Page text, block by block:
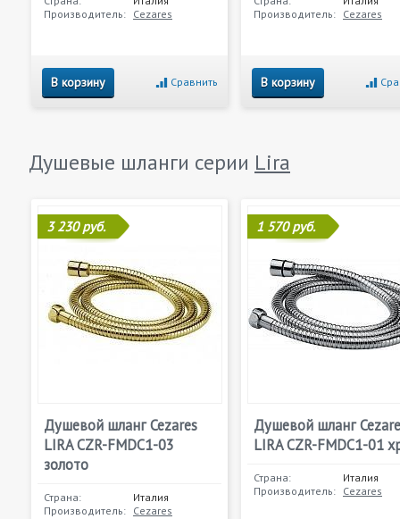
Производитель: Cezares
В корзину Сравнить
Производитель: Cezares
В корзину
Душевые шланги серии Lira
3 230 руб.
Душевой шланг Cezares
LIRA CZR-FMDС1-03
золото
Страна:
Италия
Производитель: Cezares
1 570 руб.
Душевой шланг
LIRA CZR-FMDС1-01
Страна:
Италия
Производитель: Cezares